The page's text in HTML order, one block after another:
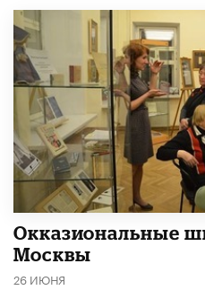
​Окказиональные
Москвы
26 ИЮНЯ